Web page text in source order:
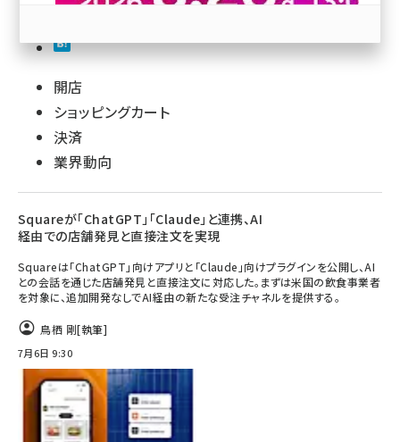
開店
ショッピングカート
決済
業界動向
Squareが「ChatGPT」「Claude」と連携、AI
経由での店舗発見と直接注文を実現
Squareは「ChatGPT」向けアプリと「Claude」向けプラグインを公開し、AI
との会話を通じた店舗発見と直接注文に対応した。まずは米国の飲食事業者
を対象に、追加開発なしでAI経由の新たな受注チャネルを提供する。
鳥栖 剛[執筆]
7月6日 9:30
参加登録はこちら↑